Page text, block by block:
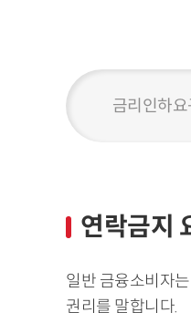
금리인하요
연락금지
일반 금융소비자
권리를 말합니다.